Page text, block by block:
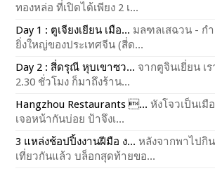
ทองหล่อ ที่เปิดได้เพียง 2 เ...
Day 1 : ตูเจียงเยียน เมือ... มลฑลเสฉวน - ก
ยิ่งใหญ่ของประเทศจีน (สี่ด...
Day 2 : สี่ดรุณี หุบเขาซว... จากตูจินเยี่ยน เ
2.30 ชั่วโมง ก็มาถึงร้าน...
Hangzhou Restaurants ... หังโจวเป็นเมื
เจอหน้ากันบ่อย ป้าจึงเ...
3 แหล่งช้อปปิ้งงานฝีมือ ง... หลังจากพาไปกิ
เที่ยวกันแล้ว บล็อกสุดท้ายขอ...